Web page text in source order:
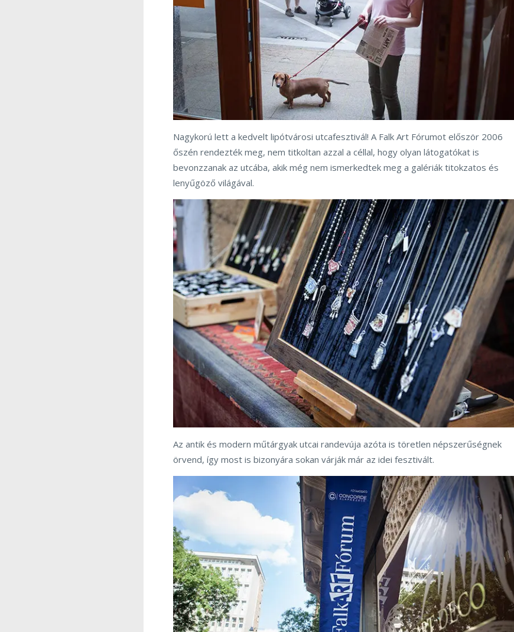
Nagykorú lett a kedvelt lipótvárosi utcafesztivál! A Falk Art Fórumot először 2006
őszén rendezték meg, nem titkoltan azzal a céllal, hogy olyan látogatókat is
bevonzzanak az utcába, akik még nem ismerkedtek meg a galériák titokzatos és
lenyűgöző világával.
Az antik és modern műtárgyak utcai randevúja azóta is töretlen népszerűségnek
örvend, így most is bizonyára sokan várják már az idei fesztivált.